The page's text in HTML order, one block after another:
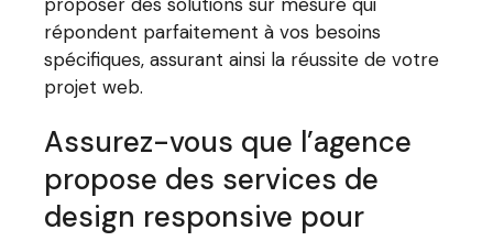
répondent parfaitement à vos besoins
spécifiques, assurant ainsi la réussite de votre
projet web.
Assurez-vous que l’agence
propose des services de
design responsive pour